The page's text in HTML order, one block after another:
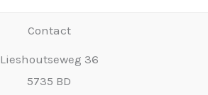
Contact
Lieshoutseweg 36
5735 BD